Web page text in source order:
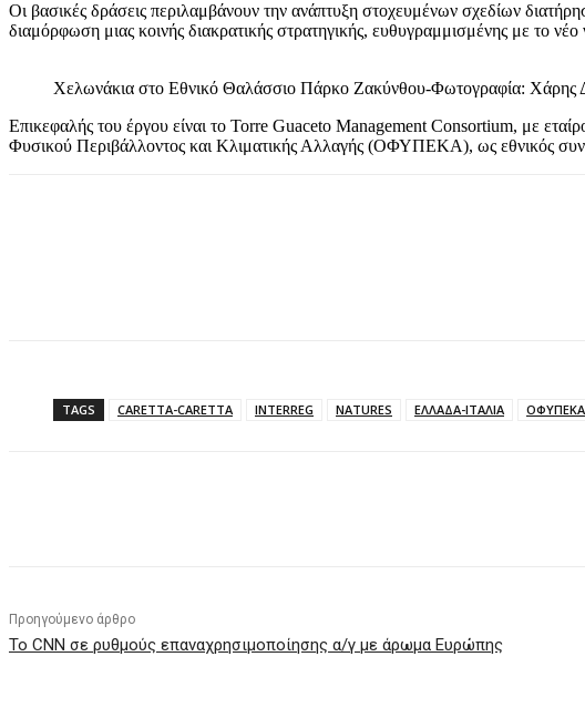
Οι βασικές δράσεις περιλαμβάνουν την ανάπτυξη στοχευμένων σχεδίων
διαμόρφωση μιας κοινής διακρατικής στρατηγικής, ευθυγραμμισμένης με το
Χελωνάκια στο Εθνικό Θαλάσσιο Πάρκο Ζακύνθου-Φωτογραφία: Χάρης
Επικεφαλής του έργου είναι το Torre Guaceto Management Consortium, με
Φυσικού Περιβάλλοντος και Κλιματικής Αλλαγής (ΟΦΥΠΕΚΑ), ως εθνικός
TAGS CARETTA-CARETTA INTERREG NATURES ΕΛΛΑΔΑ-ΙΤΑΛΙΑ ΟΦΥΠΕΚΑ
Προηγούμενο άρθρο
To CNN σε ρυθμούς επαναχρησιμοποίησης α/γ με άρωμα Ευρώπης